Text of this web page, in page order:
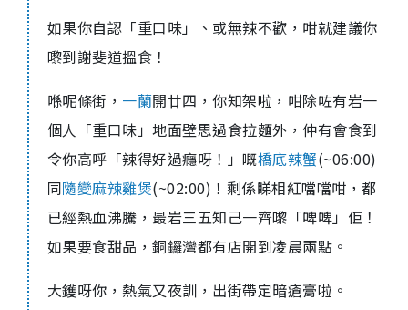
如果你自認「重口味」、或無辣不歡，咁就建議你
嚟到謝斐道搵食！
喺呢條街， 一蘭開廿四，你知架啦，咁除咗有岩一
個人「重口味」地面壁思過食拉麵外，仲有會食到
令你高呼「辣得好過癮呀！」嘅橋底辣蟹(~06:00)
同隨變麻辣雞煲(~02:00)！剩係睇相紅噹噹咁，都
已經熱血沸騰，最岩三五知己一齊嚟「啤啤」佢！
如果要食甜品，銅鑼灣都有店開到凌晨兩點。
大鑊呀你，熱氣又夜訓，出街帶定暗瘡膏啦。